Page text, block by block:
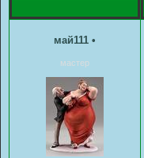
май111 •
мастер